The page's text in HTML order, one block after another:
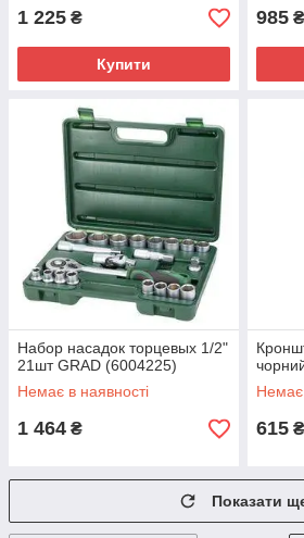
1 225 ₴
Купити
985 ₴
Набор насадок торцевых 1/2"
21шт GRAD (6004225)
Немає в наявності
1 464 ₴
Немає
615 ₴
Показати